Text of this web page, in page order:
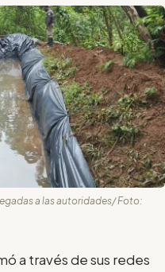
a las autoridades/ Foto:
a través de sus redes